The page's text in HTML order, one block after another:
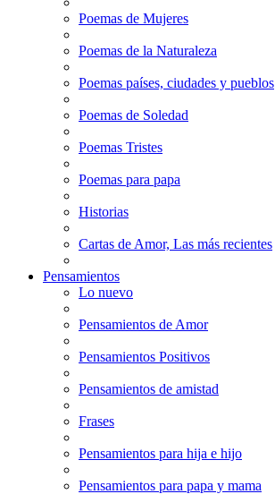
Poemas de Mujeres
Poemas de la Naturaleza
Poemas países, ciudades y pueblos
Poemas de Soledad
Poemas Tristes
Poemas para papa
Historias
Cartas de Amor, Las más recientes
Pensamientos
Lo nuevo
Pensamientos de Amor
Pensamientos Positivos
Pensamientos de amistad
Frases
Pensamientos para hija e hijo
Pensamientos para papa y mama